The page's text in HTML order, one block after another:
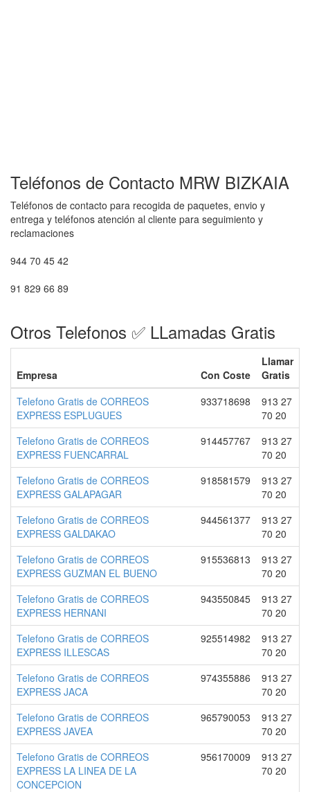
Teléfonos de Contacto MRW BIZKAIA
Teléfonos de contacto para recogida de paquetes, envio y
entrega y teléfonos atención al cliente para seguimiento y
reclamaciones
944 70 45 42
91 829 66 89
Otros Telefonos ✅ LLamadas Gratis
Empresa Con Coste
Llamar
Gratis
Telefono Gratis de CORREOS
EXPRESS ESPLUGUES
933718698
913 27
70 20
Telefono Gratis de CORREOS
EXPRESS FUENCARRAL
914457767
913 27
70 20
Telefono Gratis de CORREOS
EXPRESS GALAPAGAR
918581579
913 27
70 20
Telefono Gratis de CORREOS
EXPRESS GALDAKAO
944561377
913 27
70 20
Telefono Gratis de CORREOS
EXPRESS GUZMAN EL BUENO
915536813
913 27
70 20
Telefono Gratis de CORREOS
EXPRESS HERNANI
943550845
913 27
70 20
Telefono Gratis de CORREOS
EXPRESS ILLESCAS
925514982
913 27
70 20
Telefono Gratis de CORREOS
EXPRESS JACA
974355886
913 27
70 20
Telefono Gratis de CORREOS
EXPRESS JAVEA
965790053
913 27
70 20
Telefono Gratis de CORREOS
EXPRESS LA LINEA DE LA
CONCEPCION
956170009
913 27
70 20